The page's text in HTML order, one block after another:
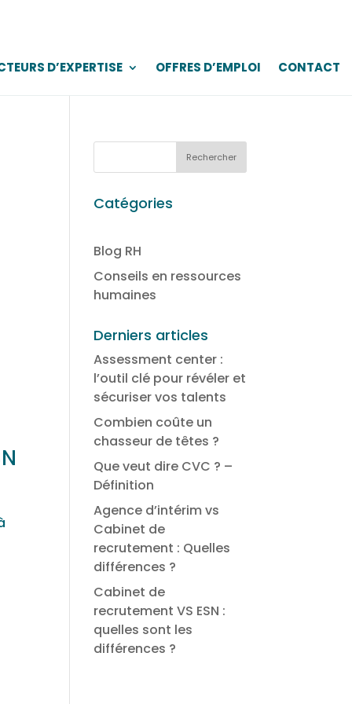
D’EXPERTISE OFFRES D’EMPLOI CONTACT
Catégories
Blog RH
Conseils en ressources
humaines
Derniers articles
Assessment center :
l’outil clé pour révéler et
sécuriser vos talents
Combien coûte un
chasseur de têtes ?
Que veut dire CVC ? –
Définition
Agence d’intérim vs
Cabinet de
recrutement : Quelles
différences ?
Cabinet de
recrutement VS ESN :
quelles sont les
différences ?